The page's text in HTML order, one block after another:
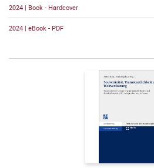
2024 | Book - Hardcover
2024 | eBook - PDF